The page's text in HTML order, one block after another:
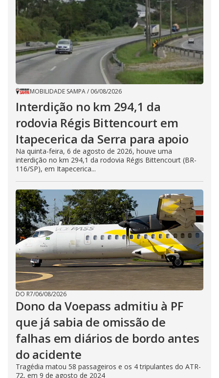
MOBILIDADE SAMPA/ 06/08/2026
Interdição no km 294,1 da
rodovia Régis Bittencourt em
Itapecerica da Serra para apoio
Na quinta-feira, 6 de agosto de 2026, houve uma
interdição no km 294,1 da rodovia Régis Bittencourt (BR-
116/SP), em Itapecerica...
DO R7/06/08/2026
Dono da Voepass admitiu à PF
que já sabia de omissão de
falhas em diários de bordo antes
do acidente
Tragédia matou 58 passageiros e os 4 tripulantes do ATR-
72, em 9 de agosto de 2024